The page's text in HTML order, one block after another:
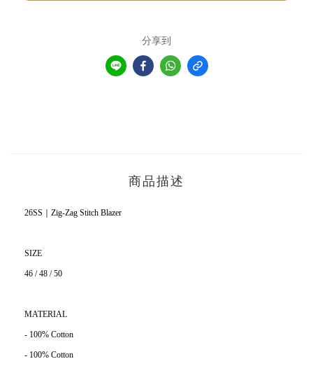
分享到
商品描述
26SS｜Zig-Zag Stitch Blazer
SIZE
46 / 48 / 50
MATERIAL
- 100% Cotton
- 100% Cotton